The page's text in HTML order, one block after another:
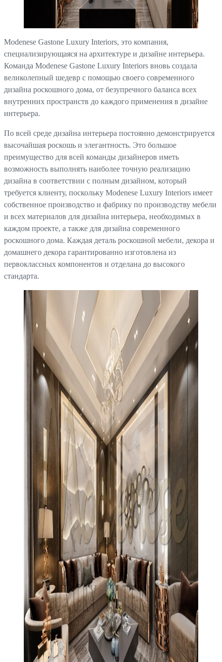
Modenese Gastone Luxury Interiors, это компания,
специализирующаяся на архитектуре и дизайне интерьера.
Команда Modenese Gastone Luxury Interiors вновь создала
великолепный шедевр с помощью своего современного
дизайна роскошного дома, от безупречного баланса всех
внутренних пространств до каждого применения в дизайне
интерьера.
По всей среде дизайна интерьера постоянно демонстрируется
высочайшая роскошь и элегантность. Это большое
преимущество для всей команды дизайнеров иметь
возможность выполнять наиболее точную реализацию
дизайна в соответствии с полным дизайном, который
требуется клиенту, поскольку Modenese Luxury Interiors имеет
собственное производство и фабрику по производству мебели
и всех материалов для дизайна интерьера, необходимых в
каждом проекте, а также для дизайна современного
роскошного дома. Каждая деталь роскошной мебели, декора и
домашнего декора гарантированно изготовлена из
первоклассных компонентов и отделана до высокого
стандарта.